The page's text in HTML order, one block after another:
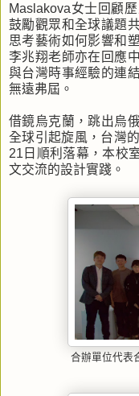
Maslakova女士回顧
鼓勵觀眾和全球議題
思考藝術如何影響和
李兆翔老師亦在回應
與台灣時事經驗的連
無遠弗屆。
借鏡烏克蘭，跳出烏
全球引起旋風，台灣
21日順利落幕，本校
文交流的設計實踐。
合辦單位代表